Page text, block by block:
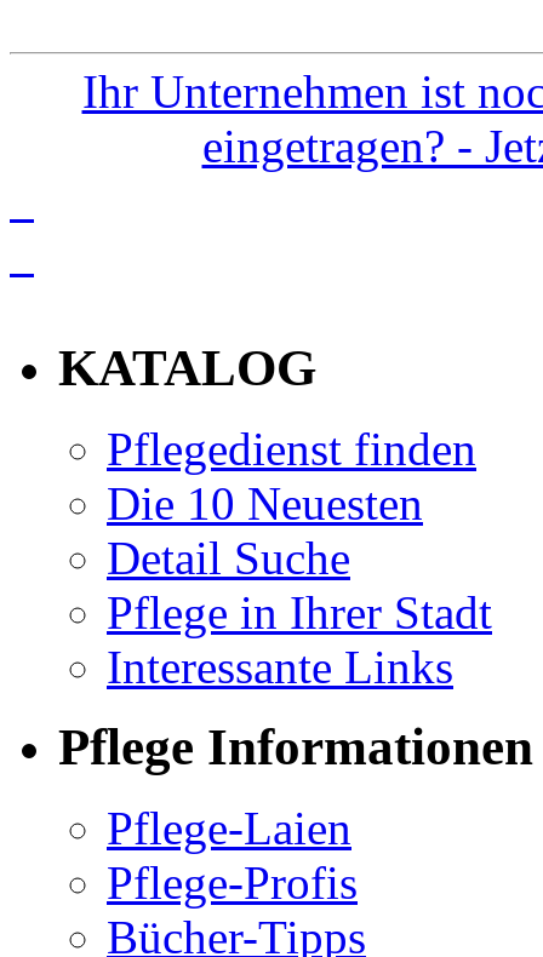
Ihr Unternehmen ist
eingetragen? -
KATALOG
Pflegedienst finden
Die 10 Neuesten
Detail Suche
Pflege in Ihrer Stadt
Interessante Links
Pflege Informationen
Pflege-Laien
Pflege-Profis
Bücher-Tipps